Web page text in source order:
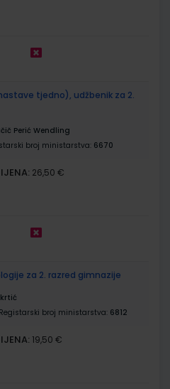
nastave tjedno), udžbenik za 2.
Perić Wendling
broj ministarstva: 6670
26,50 €
za 2. razred gimnazije
Registarski broj ministarstva: 6812
19,50 €